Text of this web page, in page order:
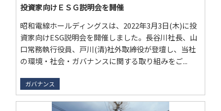
投資家向けＥＳＧ説明会を開催
昭和電線ホールディングスは、2022年3月3日(木)に投
資家向けESG説明会を開催しました。長谷川社長、山
口常務執行役員、戸川(清)社外取締役が登壇し、当社
の環境・社会・ガバナンスに関する取り組みをご...
ガバナンス